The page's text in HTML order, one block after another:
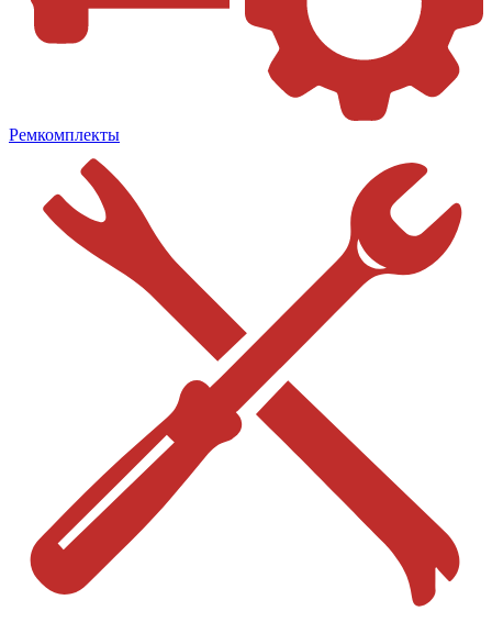
Ремкомплекты